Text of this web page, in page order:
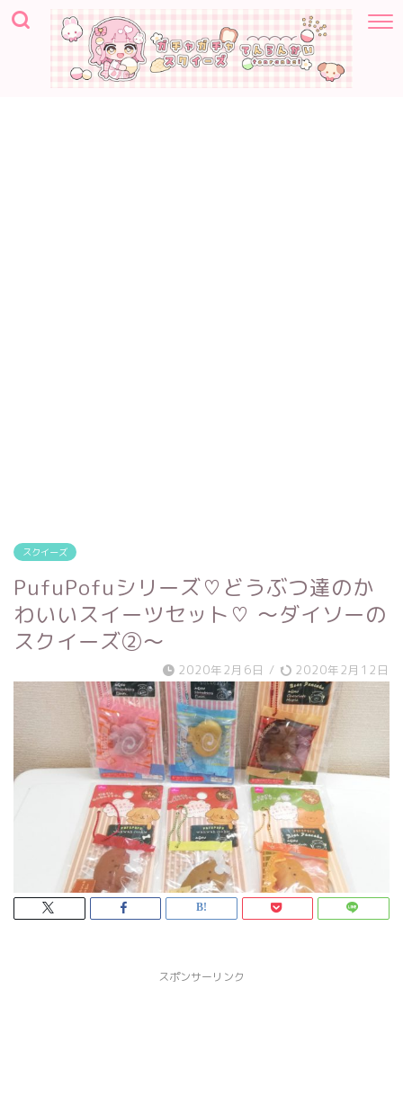
スクイーズ
PufuPofuシリーズ♡どうぶつ達のか
わいいスイーツセット♡ ～ダイソーの
スクイーズ②～
2020年2月6日 / 2020年2月12日
スポンサーリンク